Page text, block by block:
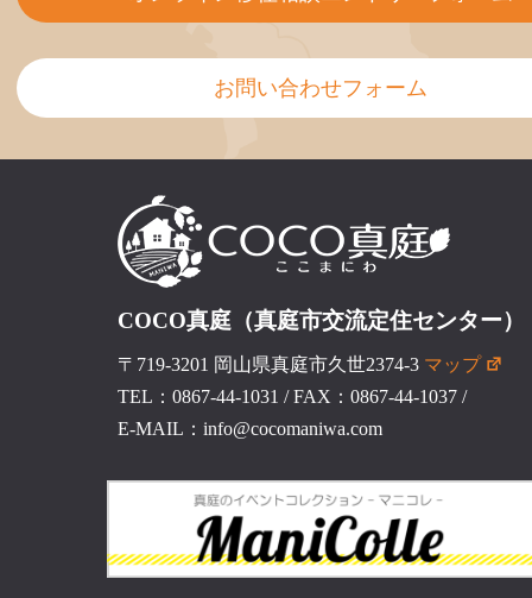
お問い合わせフォーム
COCO真庭（真庭市交流定住センター）
〒719-3201 岡山県真庭市久世2374-3 マップ
TEL：0867-44-1031 /FAX：0867-44-1037/
E-MAIL：info@cocomaniwa.com